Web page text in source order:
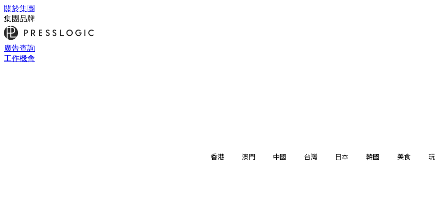
關於集團
集團品牌
廣告查詢
工作機會
香港 澳門 中國 台灣 日本 韓國 美食